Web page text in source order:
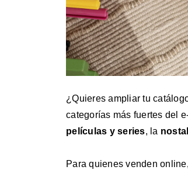
¿Quieres ampliar tu
categorías más fuertes del
películas y series, la
Para quienes venden